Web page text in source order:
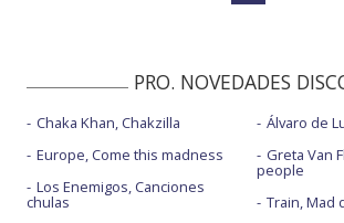
PRO. NOVEDADES
Chaka Khan, Chakzilla
Europe, Come this madness
Los Enemigos, Canciones
chulas
Álvaro de
Greta Van
people
Train, Mad